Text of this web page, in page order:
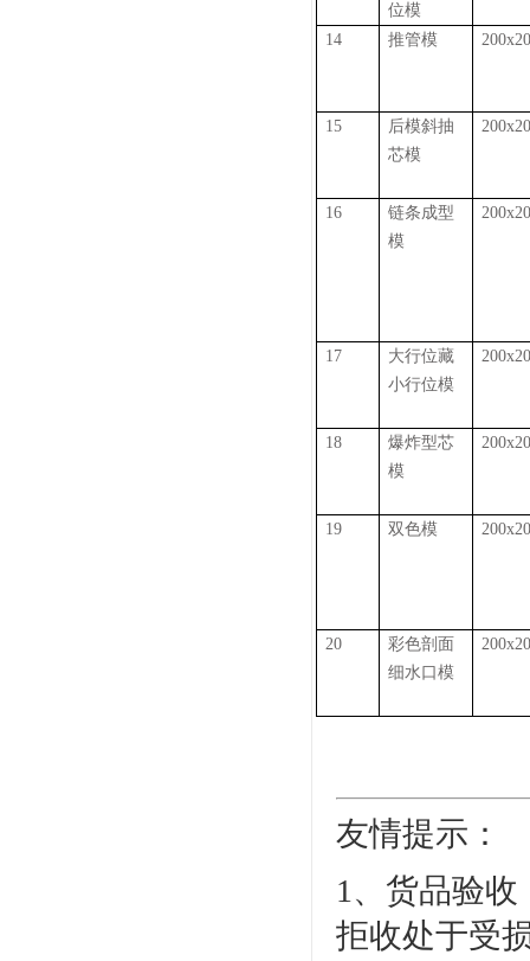
位模
14 推管模
15
后模斜抽
芯模
16
链条成型
模
17
大行位藏
小行位模
18
爆炸型芯
模
19 双色模
20
彩色剖面
细水口模
友情提示：
1、货品验
拒收处于受